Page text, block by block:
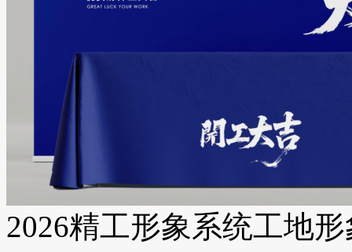
2026精工形象系统工地